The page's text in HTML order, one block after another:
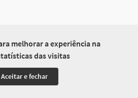
melhorar a experiência na
das visitas
Aceitar e fechar